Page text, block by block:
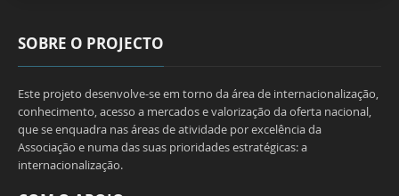
SOBRE O PROJECTO
Este projeto desenvolve-se em torno da área de internacionalização,
conhecimento, acesso a mercados e valorização da oferta nacional,
que se enquadra nas áreas de atividade por excelência da
Associação e numa das suas prioridades estratégicas: a
internacionalização.